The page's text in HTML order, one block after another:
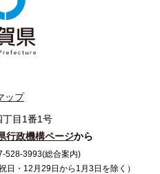
ップ
丁目1番1号
行政機構ページから
528-3993(総合案内)
日・12月29日から1月3日を除く）